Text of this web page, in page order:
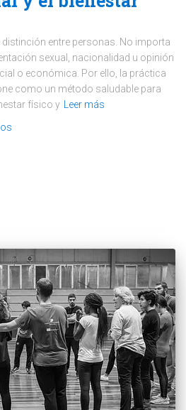
distinción entre personas. No importa
sexual, nacionalidad u opinión
o económica. Por ello, la práctica
como un método saludable para
físico y
Leer más